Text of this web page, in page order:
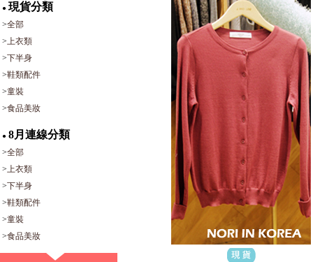
● 現貨分類
>全部
>上衣類
>下半身
>鞋類配件
>童裝
>食品美妝
● 8月連線分類
>全部
>上衣類
>下半身
>鞋類配件
>童裝
>食品美妝